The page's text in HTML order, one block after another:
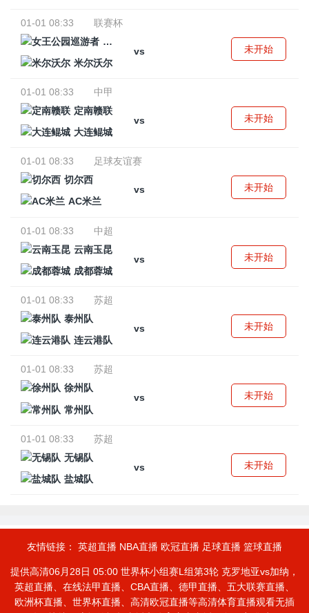
01-01 08:33
联赛杯
女王公园巡游者
vs
米尔沃尔
未开始
01-01 08:33
中甲
定南赣联
vs
大连鲲城
未开始
01-01 08:33
足球友谊赛
切尔西
vs
AC米兰
未开始
01-01 08:33
中超
云南玉昆
vs
成都蓉城
未开始
01-01 08:33
苏超
泰州队
vs
连云港队
未开始
01-01 08:33
苏超
徐州队
vs
常州队
未开始
01-01 08:33
苏超
无锡队
vs
盐城队
未开始
友情链接： 英超直播 NBA直播 欧冠直播 足球直播 篮球直播
提供高清06月28日 05:00 世界杯小组赛L组第3轮 克罗地亚vs加纳，
英超直播、在线法甲直播、CBA直播、德甲直播、五大联赛直播、
欧洲杯直播、世界杯直播、高清欧冠直播等高清体育直播观看无插